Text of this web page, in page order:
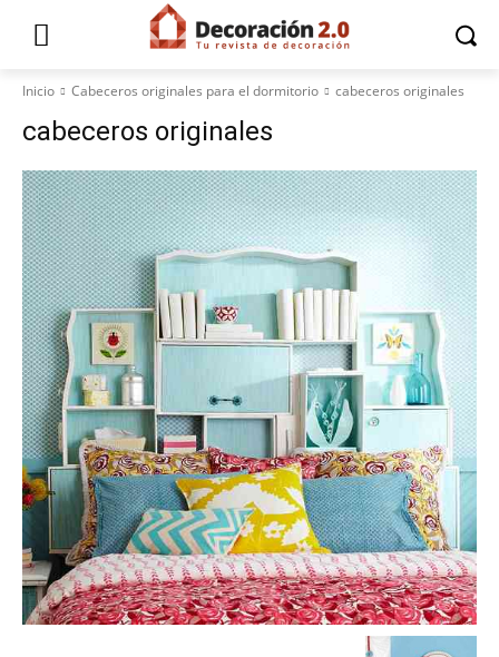
Inicio Cabeceros originales para el dormitorio cabeceros originales
cabeceros originales